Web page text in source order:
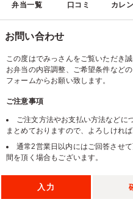
弁当一覧 口コミ カレ
お問い合わせ
この度はでみっさんをご覧いただき
お弁当の内容調整、ご希望条件など
フォームからお願い致します。
ご注意事項
ご注文方法やお支払い方法などに
まとめておりますので、よろしければ
通常2営業日以内にはご回答させ
間を頂く場合もございます。
入力